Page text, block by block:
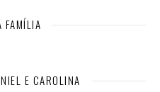
FAMÍLIA
E CAROLINA